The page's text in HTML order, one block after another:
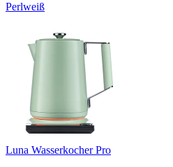
Perlweiß
Luna Wasserkocher Pro